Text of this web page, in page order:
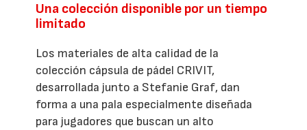
Una colección disponible por un tiempo
limitado
Los materiales de alta calidad de la
colección cápsula de pádel CRIVIT,
desarrollada junto a Stefanie Graf, dan
forma a una pala especialmente diseñada
para jugadores que buscan un alto